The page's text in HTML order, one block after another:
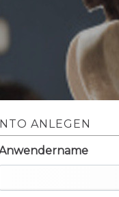
ANLEGEN